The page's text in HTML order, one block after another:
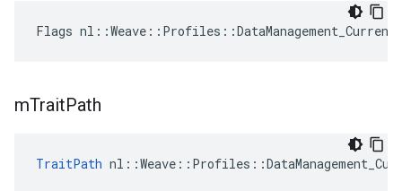
Flags
mTraitPath
TraitPath